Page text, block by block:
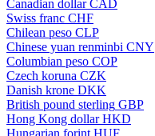
Canadian dollar CAD
Swiss franc CHF
Chilean peso CLP
Chinese yuan renminbi CNY
Columbian peso COP
Czech koruna CZK
Danish krone DKK
British pound sterling GBP
Hong Kong dollar HKD